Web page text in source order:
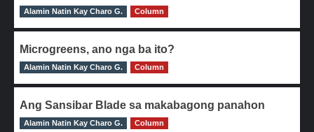
0
Alamin Natin Kay Charo G. Column
Microgreens, ano nga ba ito?
0
Alamin Natin Kay Charo G. Column
Ang Sansibar Blade sa makabagong panahon
0
Alamin Natin Kay Charo G. Column